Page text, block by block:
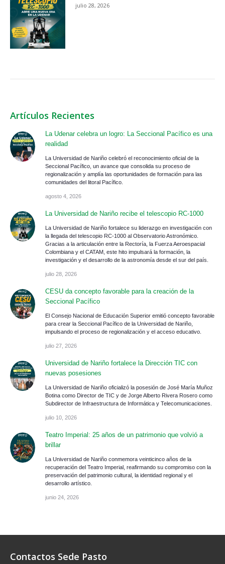
julio 28, 2026
Artículos Recientes
La Udenar celebra un logro: La Seccional Pacífico es una
realidad
La Universidad de Nariño celebró el reconocimiento oficial de la
Seccional Pacífico, un avance que consolida su proceso de
regionalización y amplía las oportunidades de formación para las
comunidades del litoral Pacífico.
agosto 4, 2026
La Universidad de Nariño recibe el telescopio RC-1000
La Universidad de Nariño fortalece su liderazgo en investigación con
la llegada del telescopio RC-1000 al Observatorio Astronómico.
Gracias a la articulación entre la Rectoría, la Fuerza Aeroespacial
Colombiana y el CATAM, este hito impulsará la formación, la
investigación y el desarrollo de la astronomía desde el sur del país.
julio 28, 2026
CESU da concepto favorable para la creación de la
Seccional Pacífico
El Consejo Nacional de Educación Superior emitió concepto favorable
para crear la Seccional Pacífico de la Universidad de Nariño,
impulsando el proceso de regionalización y el acceso educativo.
julio 27, 2026
Universidad de Nariño fortalece la Dirección TIC con
nuevas posesiones
La Universidad de Nariño oficializó la posesión de José María Muñoz
Botina como Director de TIC y de Jorge Alberto Rivera Rosero como
Subdirector de Infraestructura de Informática y Telecomunicaciones.
julio 10, 2026
Teatro Imperial: 25 años de un patrimonio que volvió a
brillar
La Universidad de Nariño conmemora veinticinco años de la
recuperación del Teatro Imperial, reafirmando su compromiso con la
preservación del patrimonio cultural, la identidad regional y el
desarrollo artístico.
junio 24, 2026
Contactos Sede Pasto